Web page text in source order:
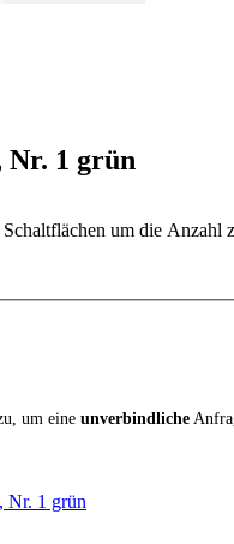
Nr. 1 grün
um die Anzahl
um eine unverbindliche
Nr. 1 grün